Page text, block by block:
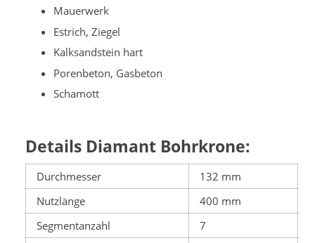
Mauerwerk
Estrich, Ziegel
Kalksandstein hart
Porenbeton, Gasbeton
Schamott
Details Diamant Bohrkrone:
Durchmesser
132 mm
Nutzlänge
400 mm
Segmentanzahl
7